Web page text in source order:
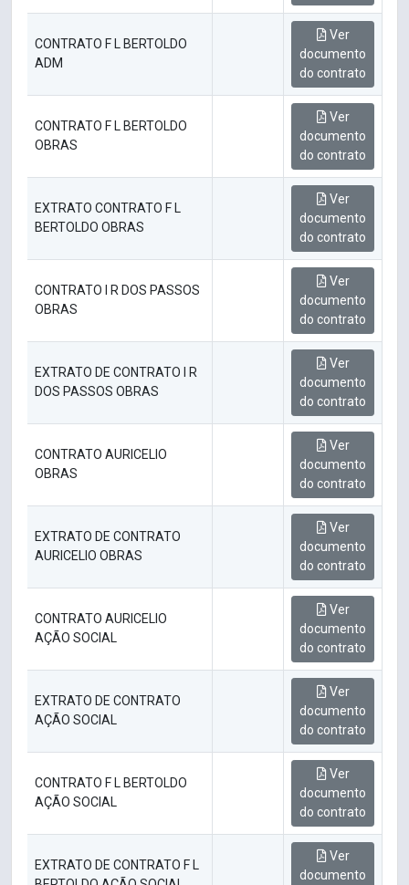
CONTRATO F L BERTOLDO
ADM
Ver
documento
do contrato
CONTRATO F L BERTOLDO
OBRAS
Ver
documento
do contrato
EXTRATO CONTRATO F L
BERTOLDO OBRAS
Ver
documento
do contrato
CONTRATO I R DOS PASSOS
OBRAS
Ver
documento
do contrato
EXTRATO DE CONTRATO I R
DOS PASSOS OBRAS
Ver
documento
do contrato
CONTRATO AURICELIO
OBRAS
Ver
documento
do contrato
EXTRATO DE CONTRATO
AURICELIO OBRAS
Ver
documento
do contrato
CONTRATO AURICELIO
AÇÃO SOCIAL
Ver
documento
do contrato
EXTRATO DE CONTRATO
AÇÃO SOCIAL
Ver
documento
do contrato
CONTRATO F L BERTOLDO
AÇÃO SOCIAL
Ver
documento
do contrato
EXTRATO DE CONTRATO F L
Ver
documento